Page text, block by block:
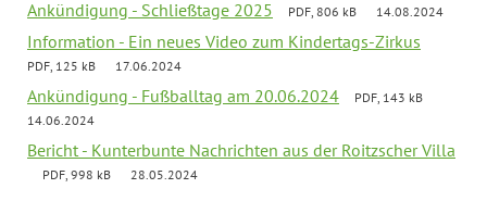
Ankündigung - Schließtage 2025 PDF, 806 kB 14.08.2024
Information - Ein neues Video zum Kindertags-Zirkus
PDF, 125 kB 17.06.2024
Ankündigung - Fußballtag am 20.06.2024
PDF, 143 kB
14.06.2024
Bericht - Kunterbunte Nachrichten aus der Roitzscher Villa
PDF, 998 kB 28.05.2024